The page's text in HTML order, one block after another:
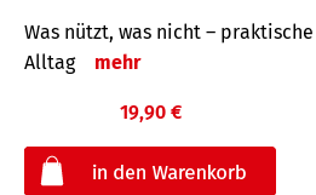
Was nützt, was nicht –
Alltag
mehr
19,90 €